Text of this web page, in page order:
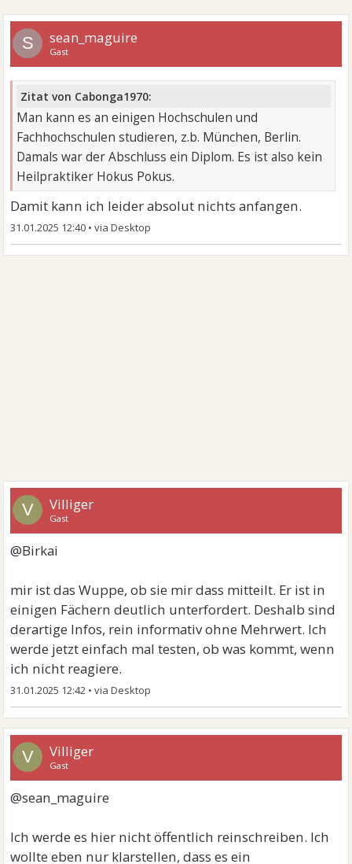
S sean_maguire
Gast
Zitat von Cabonga1970:
Man kann es an einigen Hochschulen und
Fachhochschulen studieren, z.b. München, Berlin.
Damals war der Abschluss ein Diplom. Es ist also kein
Heilpraktiker Hokus Pokus.
Damit kann ich leider absolut nichts anfangen.
31.01.2025 12:40 •
V Villiger
Gast
@Birkai
mir ist das Wuppe, ob sie mir dass mitteilt. Er ist in
einigen Fächern deutlich unterfordert. Deshalb sind
derartige Infos, rein informativ ohne Mehrwert. Ich
werde jetzt einfach mal testen, ob was kommt, wenn
ich nicht reagiere.
31.01.2025 12:42 •
V Villiger
Gast
@sean_maguire
Ich werde es hier nicht öffentlich reinschreiben. Ich
wollte eben nur klarstellen, dass es ein